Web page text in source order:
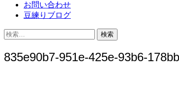
お問い合わせ
豆練りブログ
検
835e90b7-951e-425e-93b6-